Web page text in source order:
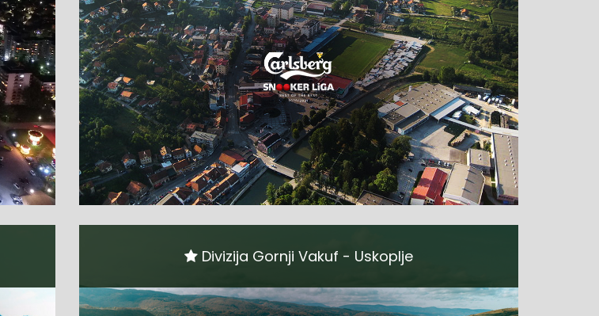
Divizija Gornji Vakuf - Uskoplje